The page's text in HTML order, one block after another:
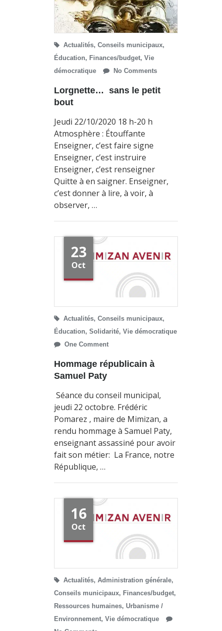
Actualités, Conseils municipaux,
Éducation, Finances/budget, Vie
démocratique
No Comments
Lorgnette… sans le petit
bout
Jeudi 22/10/2020 18 h-20 h
Atmosphère : Étouffante
Enseigner, c’est faire signe
Enseigner, c’est instruire
Enseigner, c’est renseigner
Quitte à en saigner. Enseigner,
c’est donner à lire, à voir, à
observer, …
23
Oct
Actualités, Conseils municipaux,
Éducation, Solidarité, Vie démocratique
One Comment
Hommage républicain à
Samuel Paty
Séance du conseil municipal,
jeudi 22 octobre. Frédéric
Pomarez , maire de Mimizan, a
rendu hommage à Samuel Paty,
enseignant assassiné pour avoir
fait son métier: La France, notre
République, …
16
Oct
Actualités, Administration générale,
Conseils municipaux, Finances/budget,
Ressources humaines, Urbanisme /
Environnement, Vie démocratique